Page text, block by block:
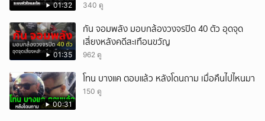
01:32 340 ดู
01:35
กัน จอมพลัง มอบกล้องวงจรปิด 40 ตัว อุดจุด
เสี่ยงหลังคดีสะเทือนขวัญ
962 ดู
00:31
โทน บางแค ตอบแล้ว หลังโดนถาม เมื่อคืนไปไหนมา
150 ดู